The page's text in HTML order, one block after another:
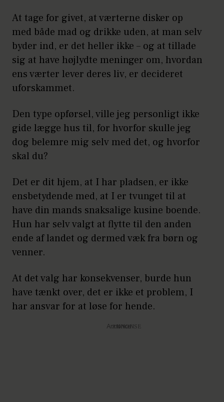
At tage for givet, at værterne disker op
med både mad og drikke uden, at man selv
byder ind, er det heller ikke ­– og at tillade
sig at have højlydte meninger om, hvordan
ens værter lever deres liv, er decideret
uforskammet.
Den type opførsel, ville jeg personligt ikke
gide lægge hus til, for hvorfor skulle jeg
dog belemre mig selv med det, og hvorfor
skal du?
Det er dit hjem, at I har pladsen, er ikke
ensbetydende med, at I er tvunget til at
have din mands snaksalige kusine boende.
Hun har selv valgt at flytte til den anden
ende af landet og dermed væk fra børn og
venner.
At det valg har konsekvenser, burde hun
have tænkt over, det er ikke et problem, I
har ansvar for at løse for hende.
Annonce